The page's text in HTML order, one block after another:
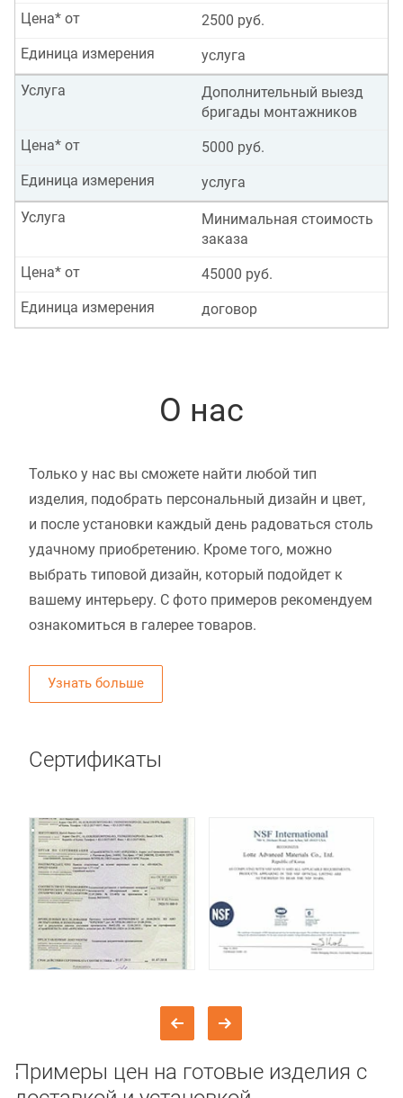
2500 руб.
Цена* от
услуга
Единица измерения
Дополнительный выезд
бригады монтажников
Услуга
5000 руб.
Цена* от
услуга
Единица измерения
Минимальная стоимость
заказа
Услуга
45000 руб.
Цена* от
договор
Единица измерения
О нас
Только у нас вы сможете найти любой тип
изделия, подобрать персональный дизайн и цвет,
и после установки каждый день радоваться столь
удачному приобретению. Кроме того, можно
выбрать типовой дизайн, который подойдет к
вашему интерьеру. С фото примеров рекомендуем
ознакомиться в галерее товаров.
Узнать больше
Сертификаты
Примеры цен на готовые изделия с